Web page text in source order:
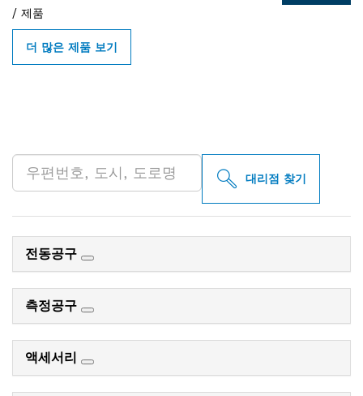
/ 제품
더 많은 제품 보기
대리점 찾기
전동공구
측정공구
액세서리